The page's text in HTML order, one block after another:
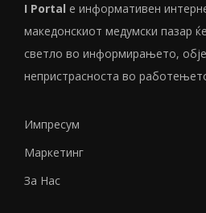
I Portal е информативен
македонскиот медумски пазар
светло во информирањето,
непристрасноста во
Импресум
Маркетинг
За Нас